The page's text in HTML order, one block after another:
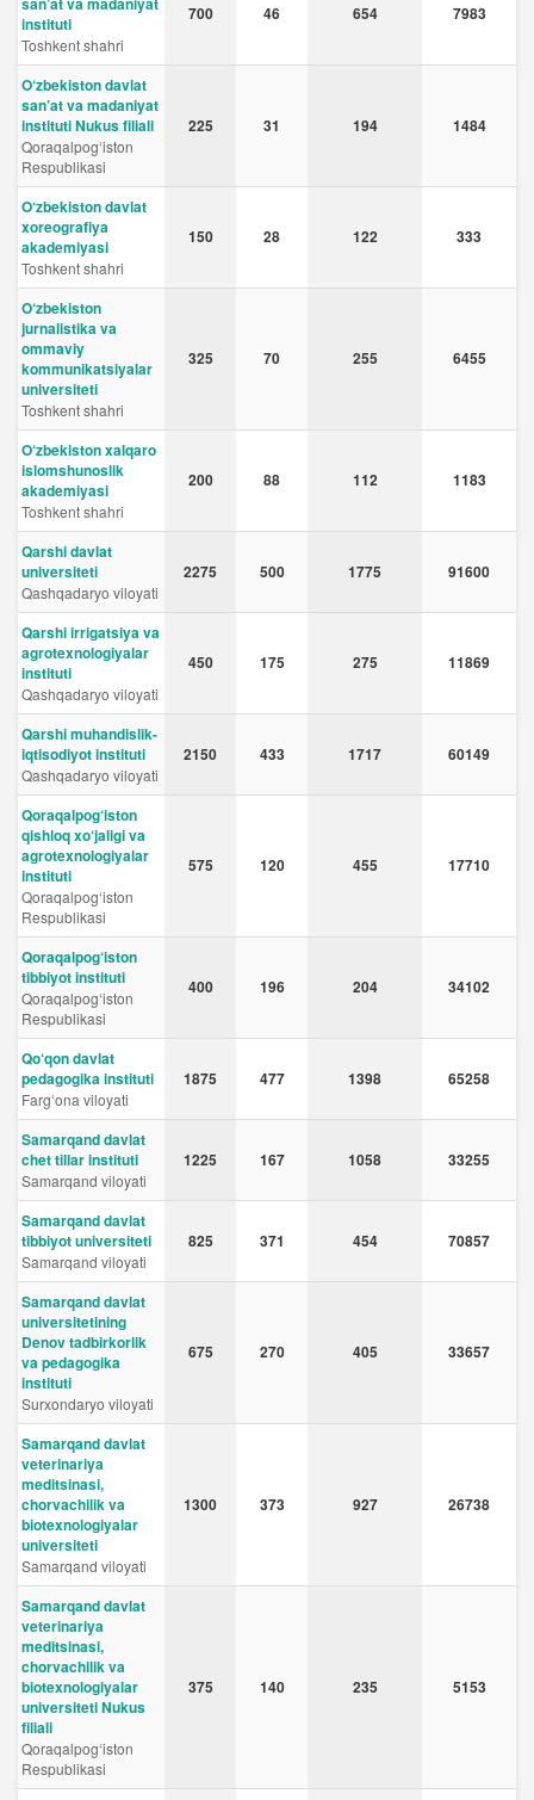
instituti
Toshkent shahri
700 46 654 7983
O‘zbekiston davlat
san’at va madaniyat
instituti Nukus filiali
Qoraqalpog‘iston
Respublikasi
225 31 194 1484
O‘zbekiston davlat
xoreografiya
akademiyasi
Toshkent shahri
150 28 122 333
O‘zbekiston
jurnalistika va
ommaviy
kommunikatsiyalar
universiteti
Toshkent shahri
325 70 255 6455
O‘zbekiston xalqaro
islomshunoslik
akademiyasi
Toshkent shahri
200 88 112 1183
Qarshi davlat
universiteti
Qashqadaryo viloyati
2275 500 1775 91600
Qarshi irrigatsiya va
agrotexnologiyalar
instituti
Qashqadaryo viloyati
450 175 275 11869
Qarshi muhandislik-
iqtisodiyot instituti
Qashqadaryo viloyati
2150 433 1717 60149
Qoraqalpog‘iston
qishloq xo‘jaligi va
agrotexnologiyalar
instituti
Qoraqalpog‘iston
Respublikasi
575 120 455 17710
Qoraqalpog‘iston
tibbiyot instituti
Qoraqalpog‘iston
Respublikasi
400 196 204 34102
Qo‘qon davlat
pedagogika instituti
Fargʻona viloyati
1875 477 1398 65258
Samarqand davlat
chet tillar instituti
Samarqand viloyati
1225 167 1058 33255
Samarqand davlat
tibbiyot universiteti
Samarqand viloyati
825 371 454 70857
Samarqand davlat
universitetining
Denov tadbirkorlik
va pedagogika
instituti
Surxondaryo viloyati
675 270 405 33657
Samarqand davlat
veterinariya
meditsinasi,
chorvachilik va
biotexnologiyalar
universiteti
Samarqand viloyati
1300 373 927 26738
Samarqand davlat
veterinariya
meditsinasi,
chorvachilik va
biotexnologiyalar
universiteti Nukus
filiali
Qoraqalpog‘iston
Respublikasi
375 140 235 5153